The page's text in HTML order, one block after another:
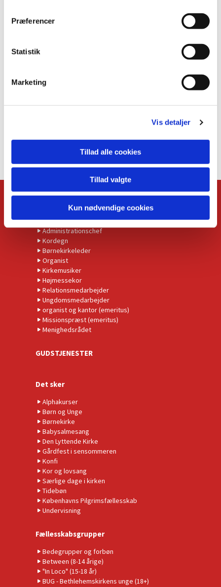
Præferencer
Statistik
Marketing
Vis detaljer
Tillad alle cookies
Tillad valgte
Kun nødvendige cookies
Kirkens præster
Administrationschef
Kordegn
Børnekirkeleder
Organist
Kirkemusiker
Højmessekor
Relationsmedarbejder
Ungdomsmedarbejder
organist og kantor (emeritus)
Missionspræst (emeritus)
Menighedsrådet
GUDSTJENESTER
Det sker
Alphakurser
Børn og Unge
Børnekirke
Babysalmesang
Den Lyttende Kirke
Gårdfest i sensommeren
Konfi
Kor og lovsang
Særlige dage i kirken
Tidebøn
Københavns Pilgrimsfællesskab
Undervisning
Fællesskabsgrupper
Bedegrupper og forbøn
Between (8-14 årige)
"In Loco" (15-18 år)
BUG - Bethlehemskirkens unge (18+)